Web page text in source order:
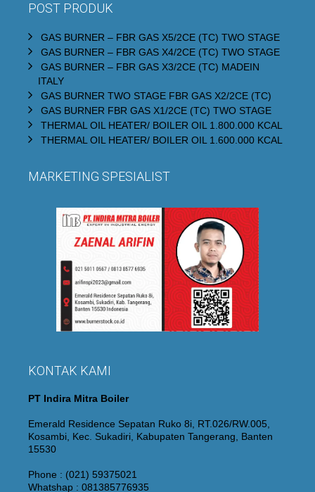
POST PRODUK
GAS BURNER – FBR GAS X5/2CE (TC) TWO STAGE
GAS BURNER – FBR GAS X4/2CE (TC) TWO STAGE
GAS BURNER – FBR GAS X3/2CE (TC) MADEIN
ITALY
GAS BURNER TWO STAGE FBR GAS X2/2CE (TC)
GAS BURNER FBR GAS X1/2CE (TC) TWO STAGE
THERMAL OIL HEATER/ BOILER OIL 1.800.000 KCAL
THERMAL OIL HEATER/ BOILER OIL 1.600.000 KCAL
MARKETING SPESIALIST
KONTAK KAMI
PT Indira Mitra Boiler
Emerald Residence Sepatan Ruko 8i, RT.026/RW.005,
Kosambi, Kec. Sukadiri, Kabupaten Tangerang, Banten
15530
Phone : (021) 59375021
Whatshap : 081385776935